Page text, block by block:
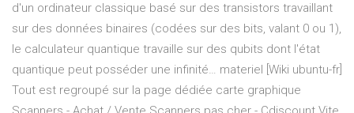
d'un ordinateur classique basé sur des transistors travaillant
sur des données binaires (codées sur des bits, valant 0 ou 1),
le calculateur quantique travaille sur des qubits dont l'état
quantique peut posséder une infinité… materiel [Wiki ubuntu-fr]
Tout est regroupé sur la page dédiée carte graphique